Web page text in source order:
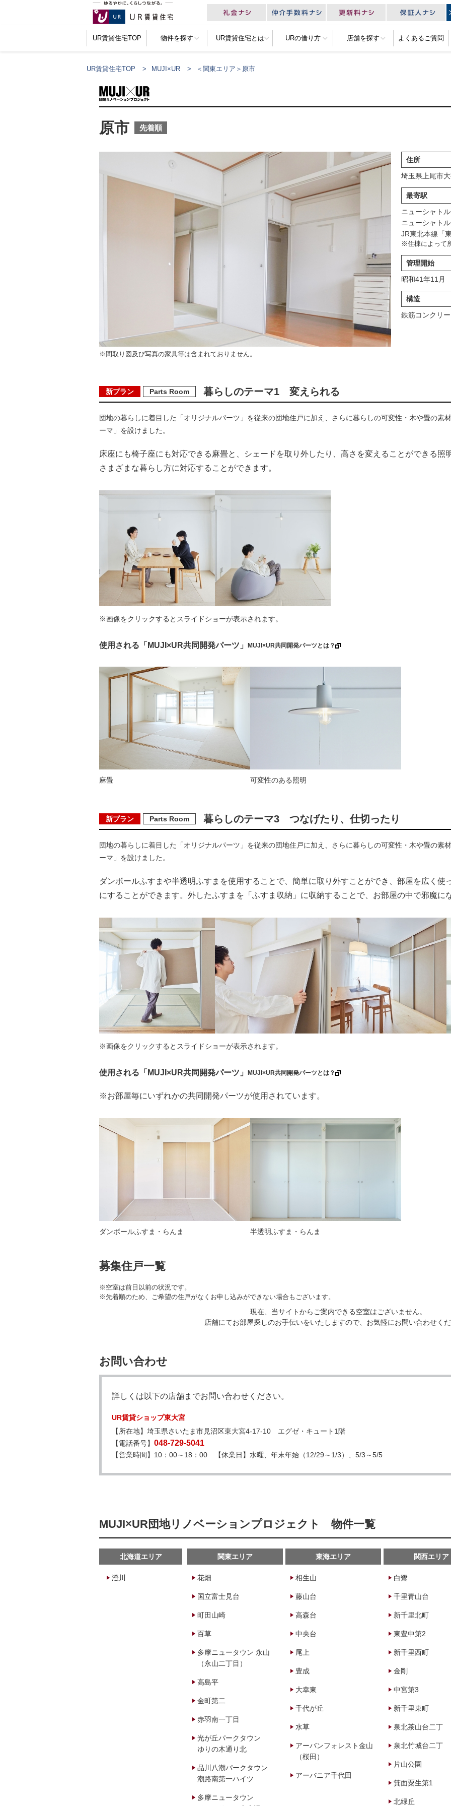
UR賃貸住宅TOP 物件を探す UR賃貸住宅とは URの借り方 店舗を探す よくあるご質問
UR賃貸住宅TOP MUJI×UR ＜関東エリア＞原市
原市 先着順
※間取り図及び写真の家具等は含まれておりません。
住所
埼玉県上尾市
最寄駅
ニューシャト
ニューシャト
JR東北本線「
※住棟によって
管理開始
昭和41年11月
構造
鉄筋コンクリ
新プラン Parts Room 暮らしのテーマ1 変えられる
団地の暮らしに着目した「オリジナルパーツ」を従来の団地住戸に加え、さらに暮らしの可変性・木や畳の素
ーマ」を設けました。
床座にも椅子座にも対応できる麻畳と、シェードを取り外したり、高さを変えることができる照
さまざまな暮らし方に対応することができます。
※画像をクリックするとスライドショーが表示されます。
使用される「MUJI×UR共同開発パーツ」 MUJI×UR共同開発パーツとは？
麻畳 可変性のある照明
新プラン Parts Room 暮らしのテーマ3 つなげたり、仕切ったり
団地の暮らしに着目した「オリジナルパーツ」を従来の団地住戸に加え、さらに暮らしの可変性・木や畳の素
ーマ」を設けました。
ダンボールふすまや半透明ふすまを使用することで、簡単に取り外すことができ、部屋を広く使
にすることができます。外したふすまを「ふすま収納」に収納することで、お部屋の中で邪魔に
※画像をクリックするとスライドショーが表示されます。
使用される「MUJI×UR共同開発パーツ」 MUJI×UR共同開発パーツとは？
※お部屋毎にいずれかの共同開発パーツが使用されています。
ダンボールふすま・らんま 半透明ふすま・らんま
募集住戸一覧
※空室は前日以前の状況です。
※先着順のため、ご希望の住戸がなくお申し込みができない場合もございます。
現在、当サイトからご案内できる空室はございません。
店舗にてお部屋探しのお手伝いをいたしますので、お気軽にお問い合わせく
お問い合わせ
詳しくは以下の店舗までお問い合わせください。
UR賃貸ショップ東大宮
【所在地】埼玉県さいたま市見沼区東大宮4-17-10 エグゼ・キュート1階
【電話番号】 048-729-5041
【営業時間】10：00～18：00 【休業日】水曜、年末年始（12/29～1/3）、5/3～5/5
MUJI×UR団地リノベーションプロジェクト 物件一覧
北海道エリア
澄川
関東エリア
花畑
国立富士見台
町田山崎
百草
多摩ニュータウン 永山
（永山二丁目）
高島平
金町第二
赤羽南一丁目
光が丘パークタウン
ゆりの木通り北
品川八潮パークタウン
潮路南第一ハイツ
多摩ニュータウン
東海エリア
相生山
藤山台
高森台
中央台
尾上
豊成
大幸東
千代が丘
水草
アーバンフォレスト金山
（桜田）
アーバニア千代田
関西エリア
白鷺
千里青山台
新千里北町
東豊中第2
新千里西町
金剛
中宮第3
新千里東町
泉北茶山台二丁
泉北竹城台二丁
片山公園
箕面粟生第1
北緑丘